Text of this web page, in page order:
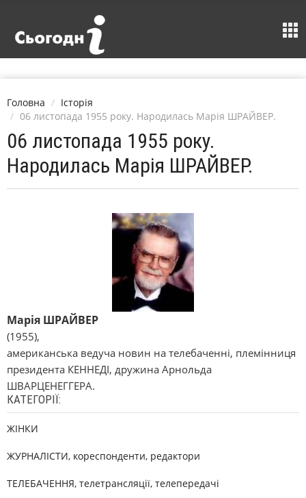
Головна
Історія
06 листопада 1955 року. Народилась Марія ШРАЙВЕР.
06 листопада 1955 року.
Народилась Марія ШРАЙВЕР.
Марія ШРАЙВЕР
(1955),
американська ведуча новин на телебаченні, племінниця
президента КЕННЕДІ, дружина Арнольда
ШВАРЦЕНЕГГЕРА.
КАТЕГОРІЇ:
ЖІНКИ
ЖУРНАЛІСТИ, кореспонденти, редактори
ТЕЛЕБАЧЕННЯ, телетрансляції, телепередачі